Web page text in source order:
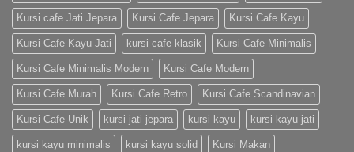
Kursi cafe Jati Jepara Kursi Cafe Jepara Kursi Cafe Kayu
Kursi Cafe Kayu Jati kursi cafe klasik Kursi Cafe Minimalis
Kursi Cafe Minimalis Modern Kursi Cafe Modern
Kursi Cafe Murah Kursi Cafe Retro Kursi Cafe Scandinavian
Kursi Cafe Unik kursi jati jepara kursi kayu kursi kayu jati
kursi kayu minimalis kursi kayu solid Kursi Makan